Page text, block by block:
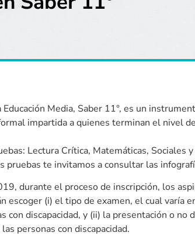
Educación Media, Saber 11°, es un
impartida a quienes terminan el nivel
Lectura Crítica, Matemáticas, Sociales
pruebas te invitamos a consultar las
durante el proceso de inscripción, los
escoger (i) el tipo de examen, el cual varía
con discapacidad, y (ii) la presentación o
personas con discapacidad.